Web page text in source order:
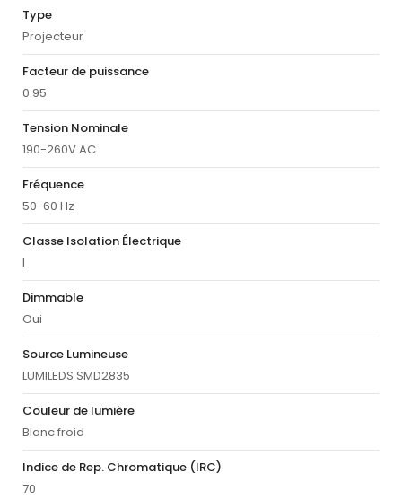
Type
Projecteur
Facteur de puissance
0.95
Tension Nominale
190-260V AC
Fréquence
50-60 Hz
Classe Isolation Électrique
I
Dimmable
Oui
Source Lumineuse
LUMILEDS SMD2835
Couleur de lumière
Blanc froid
Indice de Rep. Chromatique (IRC)
70